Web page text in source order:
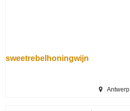
sweetrebelhoningwijn
Antwerp